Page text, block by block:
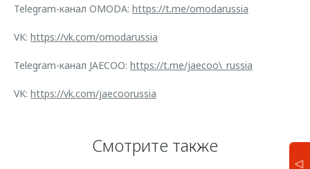
Telegram-канал OMODA: https://t.me/omodarussia
VK: https://vk.com/omodarussia
Telegram-канал JAECOO: https://t.me/jaecoo\_russia
VK: https://vk.com/jaecoorussia
Смотрите также